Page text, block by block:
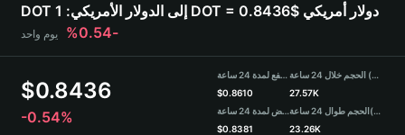
Deutsch
简体中文
Português (Portugal)
Bahasa Indonesia
DOT إلى الدولار الأمريكي:
1 DOT = 0.8436$ دولار أمريكي
-0.54%
يوم واحد
$0.8436
-0.54%
مرتفع لمدة 24 ساعة
$0.8610
منخفض لمدة 24 ساعة
$0.8381
الحجم خلال 24 ساعة (DOT)
27.57K
الحجم طوال 24 ساعة(USDT)
23.26K